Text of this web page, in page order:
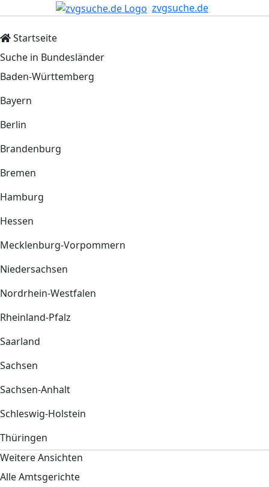
zvgsuche.de
Startseite
Suche in Bundesländer
Baden-Württemberg
Bayern
Berlin
Brandenburg
Bremen
Hamburg
Hessen
Mecklenburg-Vorpommern
Niedersachsen
Nordrhein-Westfalen
Rheinland-Pfalz
Saarland
Sachsen
Sachsen-Anhalt
Schleswig-Holstein
Thüringen
Weitere Ansichten
Alle Amtsgerichte